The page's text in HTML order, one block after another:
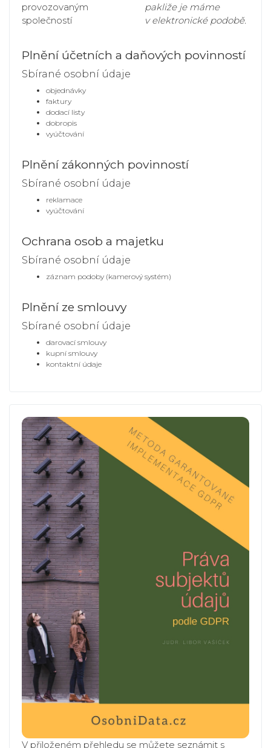
provozovaným
společností
pakliže je máme
v elektronické podobě.
Plnění účetních a daňových povinností
Sbírané osobní údaje
objednávky
faktury
dodací listy
dobropis
vyúčtování
Plnění zákonných povinností
Sbírané osobní údaje
reklamace
vyúčtování
Ochrana osob a majetku
Sbírané osobní údaje
záznam podoby (kamerový systém)
Plnění ze smlouvy
Sbírané osobní údaje
darovací smlouvy
kupní smlouvy
kontaktní údaje
V přiloženém přehledu se můžete seznámit s